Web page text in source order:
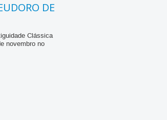
DE
Clássica
novembro no